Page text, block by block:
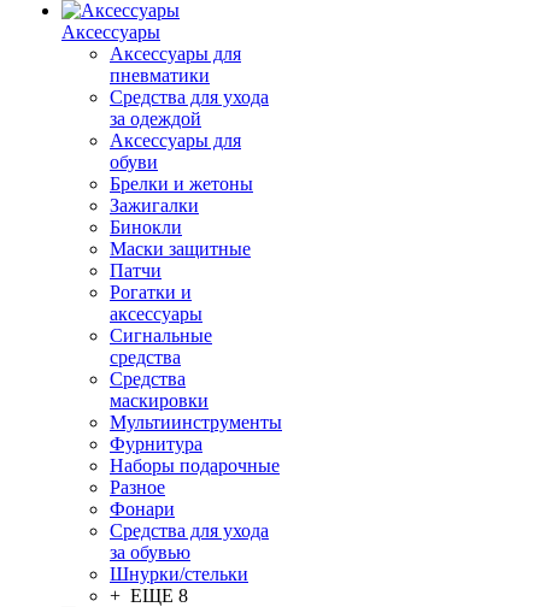
Аксессуары
Аксессуары для
пневматики
Средства для ухода
за одеждой
Аксессуары для
обуви
Брелки и жетоны
Зажигалки
Бинокли
Маски защитные
Патчи
Рогатки и
аксессуары
Сигнальные
средства
Средства
маскировки
Мультиинструменты
Фурнитура
Наборы подарочные
Разное
Фонари
Средства для ухода
за обувью
Шнурки/стельки
+ ЕЩЕ 8